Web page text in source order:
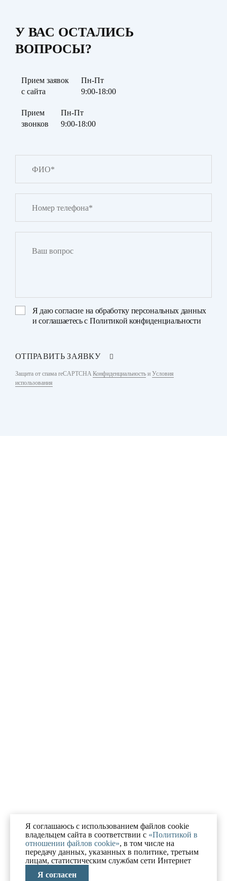
У ВАС ОСТАЛИСЬ
ВОПРОСЫ?
Прием заявок
с сайта
Пн-Пт
9:00-18:00
Прием
звонков
Пн-Пт
9:00-18:00
Я даюсогласие на обработку персональных данных
и соглашаетесь с Политикой конфиденциальности
ОТПРАВИТЬ ЗАЯВКУ
Защита от спама reCAPTCHAКонфиденциальность и Условия
использования
Я соглашаюсь с использованием файлов cookie
владельцем сайта в соответствии с «Политикой в
отношении файлов cookie», в том числе на
передачу данных, указанных в политике, третьим
лицам, статистическим службам сети Интернет
Я согласен